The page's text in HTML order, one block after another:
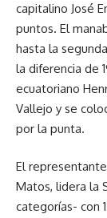
capitalino José
puntos. El
hasta la
la diferencia de
ecuatoriano
Vallejo y se
por la punta.
El
Matos, lidera la
categorías- con